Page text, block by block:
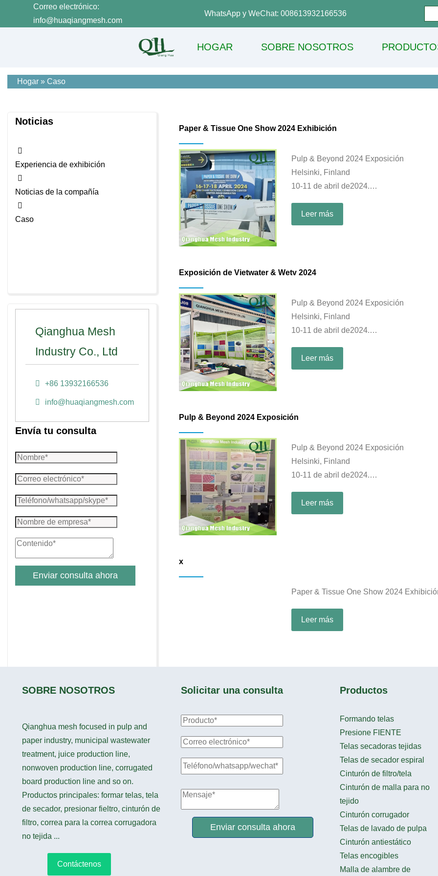
Correo electrónico:
info@huaqiangmesh.com
WhatsApp y WeChat: 008613932166536
HOGAR SOBRE NOSOTROS
Hogar » Caso
Noticias
Experiencia de exhibición
Noticias de la compañía
Caso
Qianghua Mesh
Industry Co., Ltd
+86 13932166536
info@huaqiangmesh.com
Envía tu consulta
Enviar consulta ahora
Paper & Tissue One Show 2024 Exhibición
Pulp & Beyond 2024 Exposición
Helsinki, Finland
10-11 de abril de2024.
Leer más
Exposición de Vietwater & Wetv 2024
Pulp & Beyond 2024 Exposición
Helsinki, Finland
10-11 de abril de2024.
Leer más
Pulp & Beyond 2024 Exposición
Pulp & Beyond 2024 Exposición
Helsinki, Finland
10-11 de abril de2024.
Leer más
x
Paper & Tissue One Show 2024
Leer más
SOBRE NOSOTROS
Qianghua mesh focused in pulp and
paper industry, municipal wastewater
treatment, juice production line,
nonwoven production line, corrugated
board production line and so on.
Productos principales: formar telas, tela
de secador, presionar fieltro, cinturón de
filtro, correa para la correa corrugadora
no tejida ...
Contáctenos
Solicitar una consulta
Enviar consulta ahora
Productos
Formando telas
Presione FIENTE
Telas secadoras tejidas
Telas de secador espiral
Cinturón de filtro/tela
Cinturón de malla para no
tejido
Cinturón corrugador
Telas de lavado de pulpa
Cinturón antiestático
Telas encogibles
Malla de alambre de